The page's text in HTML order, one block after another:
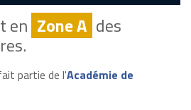
en Zone A des
partie de l'Académie de